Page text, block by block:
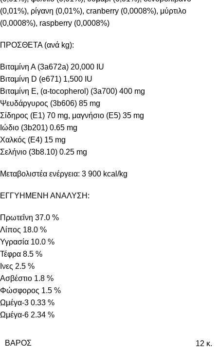
(0,01%), ρίγανη (0,01%), cranberry (0,0008%), μύρτιλο
(0,0008%), raspberry (0,0008%)
ΠΡΟΣΘΕΤΑ (ανά kg):
Βιταμίνη Α (3a672a) 20,000 IU
Βιταμίνη D (e671) 1,500 IU
Βιταμίνη Ε, (α-tocopherol) (3a700) 400 mg
Ψευδάργυρος (3b606) 85 mg
Σίδηρος (E1) 70 mg, μαγνήσιο (Ε5) 35 mg
Ιώδιο (3b201) 0.65 mg
Χαλκός (Ε4) 15 mg
Σελήνιο (3b8.10) 0.25 mg
Mεταβολιστέα ενέργεια: 3 900 kcal/kg
ΕΓΓΥΗΜΕΝΗ ΑΝΑΛΥΣΗ:
Πρωτεΐνη 37.0 %
Λίπος 18.0 %
Υγρασία 10.0 %
Τέφρα 8.5 %
Ινες 2.5 %
Ασβέστιο 1.8 %
Φώσφορος 1.5 %
Ωμέγα-3 0.33 %
Ωμέγα-6 2.34 %
ΒΆΡΟΣ 12 κ.